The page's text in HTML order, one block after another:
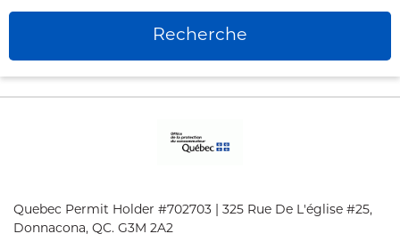
Recherche
Quebec Permit Holder #702703 | 325 Rue De L'église #25,
Donnacona, QC. G3M 2A2